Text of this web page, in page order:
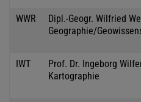
WWR
Dipl.-Geogr. Wilfried
Geographie/
IWT
Prof. Dr. Ingeborg
Kartographie